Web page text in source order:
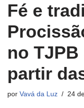
Fé e
no
partir
por Vavá da Luz 24